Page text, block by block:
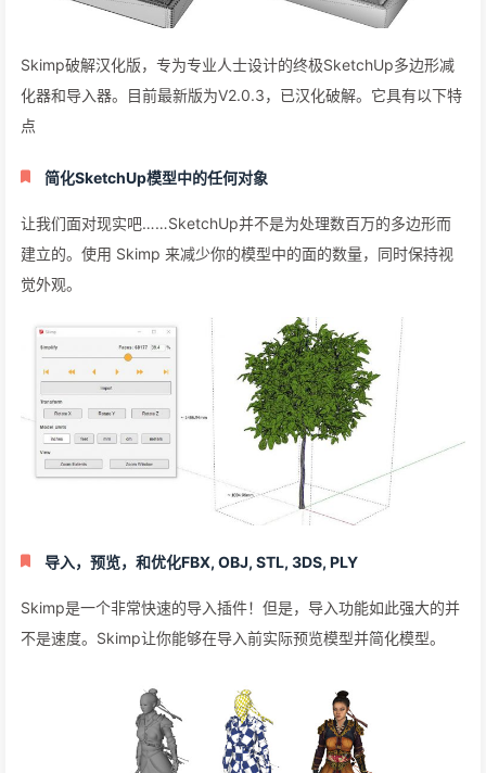
Skimp破解汉化版，专为专业人士设计的终极SketchUp多边形减
化器和导入器。目前最新版为V2.0.3，已汉化破解。它具有以下特
点
简化SketchUp模型中的任何对象
让我们面对现实吧……SketchUp并不是为处理数百万的多边形而
建立的。使用 Skimp 来减少你的模型中的面的数量，同时保持视
觉外观。
导入，预览，和优化FBX, OBJ, STL, 3DS, PLY
Skimp是一个非常快速的导入插件！但是，导入功能如此强大的并
不是速度。Skimp让你能够在导入前实际预览模型并简化模型。